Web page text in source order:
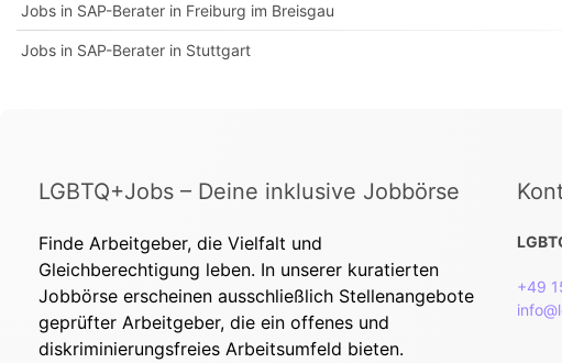
Jobs in SAP-Berater in Freiburg im Breisgau
Jobs in SAP-Berater in Stuttgart
LGBTQ+Jobs – Deine inklusive Jobbörse
Finde Arbeitgeber, die Vielfalt und
Gleichberechtigung leben. In unserer kuratierten
Jobbörse erscheinen ausschließlich Stellenangebote
geprüfter Arbeitgeber, die ein offenes und
diskriminierungsfreies Arbeitsumfeld bieten.
+49